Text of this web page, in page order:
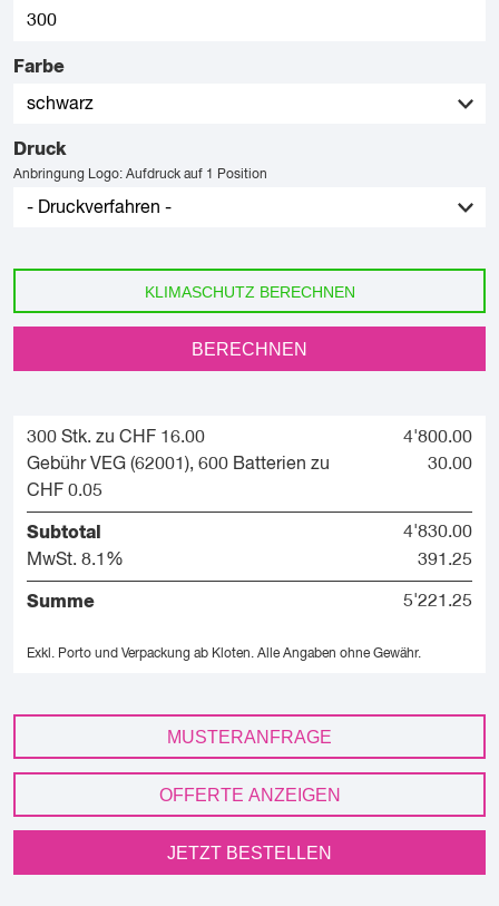
Farbe
Druck
Anbringung Logo: Aufdruck auf 1 Position
KLIMASCHUTZ BERECHNEN
BERECHNEN
300 Stk. zu CHF 16.00
4'800.00
Gebühr VEG (62001), 600 Batterien zu
CHF 0.05
30.00
Subtotal
4'830.00
MwSt. 8.1%
391.25
Summe 5'221.25
Exkl. Porto und Verpackung ab Kloten. Alle Angaben ohne Gewähr.
MUSTERANFRAGE
OFFERTE ANZEIGEN
JETZT BESTELLEN